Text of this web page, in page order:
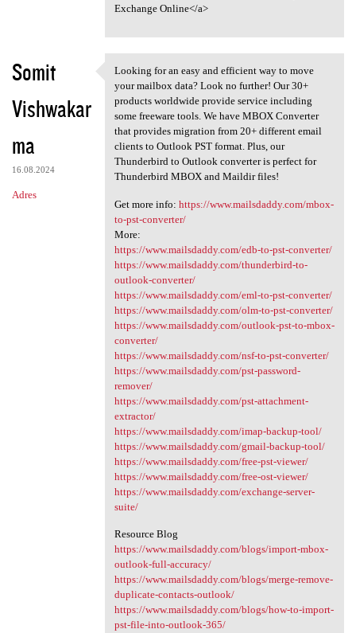
Exchange Online</a>
Somit
Vishwakar
ma
16.08.2024
Adres
Looking for an easy and
Looking for an easy and efficient way to move
your mailbox data? Look no further! Our 30+
products worldwide provide service including
some freeware tools. We have MBOX Converter
that provides migration from 20+ different email
clients to Outlook PST format. Plus, our
Thunderbird to Outlook converter is perfect for
Thunderbird MBOX and Maildir files!
Get more info: https://www.mailsdaddy.com/mbox-
to-pst-converter/
More:
https://www.mailsdaddy.com/edb-to-pst-converter/
https://www.mailsdaddy.com/thunderbird-to-
outlook-converter/
https://www.mailsdaddy.com/eml-to-pst-converter/
https://www.mailsdaddy.com/olm-to-pst-converter/
https://www.mailsdaddy.com/outlook-pst-to-mbox-
converter/
https://www.mailsdaddy.com/nsf-to-pst-converter/
https://www.mailsdaddy.com/pst-password-
remover/
https://www.mailsdaddy.com/pst-attachment-
extractor/
https://www.mailsdaddy.com/imap-backup-tool/
https://www.mailsdaddy.com/gmail-backup-tool/
https://www.mailsdaddy.com/free-pst-viewer/
https://www.mailsdaddy.com/free-ost-viewer/
https://www.mailsdaddy.com/exchange-server-
suite/
Resource Blog
https://www.mailsdaddy.com/blogs/import-mbox-
outlook-full-accuracy/
https://www.mailsdaddy.com/blogs/merge-remove-
duplicate-contacts-outlook/
https://www.mailsdaddy.com/blogs/how-to-import-
pst-file-into-outlook-365/